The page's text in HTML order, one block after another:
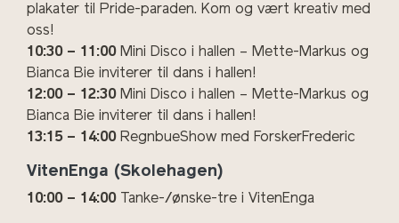
plakater til Pride-paraden. Kom og vært kreativ med
oss!
10:30 – 11:00Mini Disco i hallen – Mette-Markus og
Bianca Bie inviterer til dans i hallen!
12:00 – 12:30Mini Disco i hallen – Mette-Markus og
Bianca Bie inviterer til dans i hallen!
13:15 – 14:00RegnbueShow med ForskerFrederic
VitenEnga (Skolehagen)
10:00 – 14:00Tanke-/ønske-tre i VitenEnga